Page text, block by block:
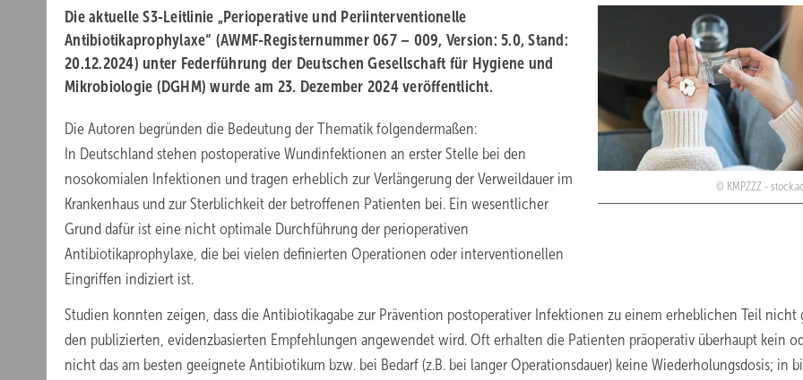
KMPZZZ -
Die aktuelle S3-Leitlinie „Perioperative und Periinterventionelle
Antibiotikaprophylaxe“ (AWMF-Registernummer 067 – 009, Version: 5.0, Stand:
20.12.2024) unter Federführung der Deutschen Gesellschaft für Hygiene und
Mikrobiologie (DGHM) wurde am 23. Dezember 2024 veröffentlicht.
Die Autoren begründen die Bedeutung der Thematik folgendermaßen:
In Deutschland stehen postoperative Wundinfektionen an erster Stelle bei den
nosokomialen Infektionen und tragen erheblich zur Verlängerung der Verweildauer im
Krankenhaus und zur Sterblichkeit der betroffenen Patienten bei. Ein wesentlicher
Grund dafür ist eine nicht optimale Durchführung der perioperativen
Antibiotikaprophylaxe, die bei vielen definierten Operationen oder interventionellen
Eingriffen indiziert ist.
Studien konnten zeigen, dass die Antibiotikagabe zur Prävention postoperativer Infektionen zu einem erheblichen Teil nicht
den publizierten, evidenzbasierten Empfehlungen angewendet wird. Oft erhalten die Patienten präoperativ überhaupt kein
nicht das am besten geeignete Antibiotikum bzw. bei Bedarf (z.B. bei langer Operationsdauer) keine Wiederholungsdosis; in